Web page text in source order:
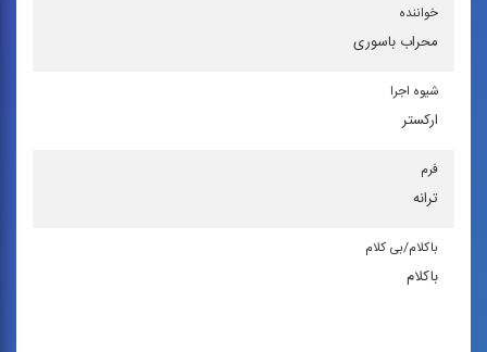
خواننده
محراب باسوری
شیوه اجرا
اركستر
فرم
ترانه
باكلام/بی كلام
باکلام